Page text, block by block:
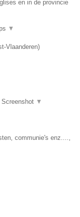
en in de provincie
▼
Vlaanderen)
Screenshot ▼
communie's enz....,